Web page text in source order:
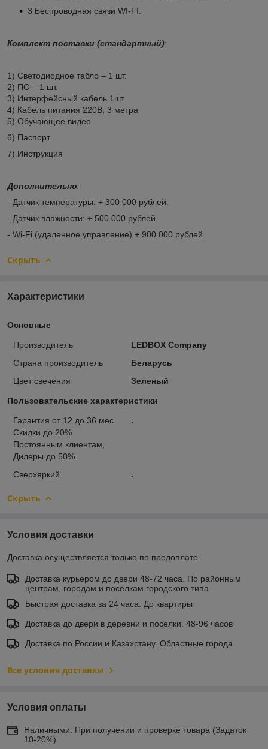
3 Беспроводная связи WI-FI.
Комплект поставки (стандартный):
1) Светодиодное табло – 1 шт.
2) ПО – 1 шт.
3) Интерфейсный кабель 1шт
4) Кабель питания 220В, 3 метра
5) Обучающее видео
6) Паспорт
7) Инструкция
Дополнительно:
- Датчик температуры: + 300 000 рублей.
- Датчик влажности: + 500 000 рублей.
- Wi-Fi (удаленное управление) + 900 000 рублей
Скрыть
Характеристики
Основные
Производитель
LEDBOX Company
Страна производитель
Беларусь
Цвет свечения
Зеленый
Пользовательские характеристики
Гарантия от 12 до 36 мес.
Скидки до 20%
Постоянным клиентам,
Дилеры до 50%
.
Сверхяркий .
Скрыть
Условия доставки
Доставка осуществляется только по предоплате.
Доставка курьером до двери 48-72 часа. По районным
центрам, городам и посёлкам городского типа
Быстрая доставка за 24 часа. До квартиры
Доставка до двери в деревни и поселки. 48-96 часов
Доставка по России и Казахстану. Областные города
Все условия доставки
Условия оплаты
Наличными. При получении и проверке товара (Задаток
10-20%)